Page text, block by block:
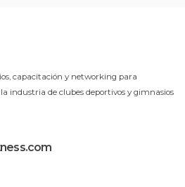
capacitación y networking para
industria de clubes deportivos y gimnasios